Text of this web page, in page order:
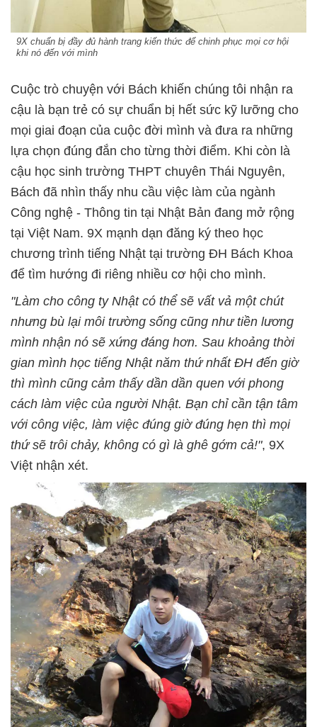
9X chuẩn bị đầy đủ hành trang kiến thức để chinh phục mọi cơ hội
khi nó đến với mình
Cuộc trò chuyện với Bách khiến chúng tôi nhận ra
cậu là bạn trẻ có sự chuẩn bị hết sức kỹ lưỡng cho
mọi giai đoạn của cuộc đời mình và đưa ra những
lựa chọn đúng đắn cho từng thời điểm. Khi còn là
cậu học sinh trường THPT chuyên Thái Nguyên,
Bách đã nhìn thấy nhu cầu việc làm của ngành
Công nghệ - Thông tin tại Nhật Bản đang mở rộng
tại Việt Nam. 9X mạnh dạn đăng ký theo học
chương trình tiếng Nhật tại trường ĐH Bách Khoa
để tìm hướng đi riêng nhiều cơ hội cho mình.
"Làm cho công ty Nhật có thể sẽ vất vả một chút
nhưng bù lại môi trường sống cũng như tiền lương
mình nhận nó sẽ xứng đáng hơn. Sau khoảng thời
gian mình học tiếng Nhật năm thứ nhất ĐH đến giờ
thì mình cũng cảm thấy dần dần quen với phong
cách làm việc của người Nhật. Bạn chỉ cần tận tâm
với công việc, làm việc đúng giờ đúng hẹn thì mọi
thứ sẽ trôi chảy, không có gì là ghê gớm cả!", 9X
Việt nhận xét.